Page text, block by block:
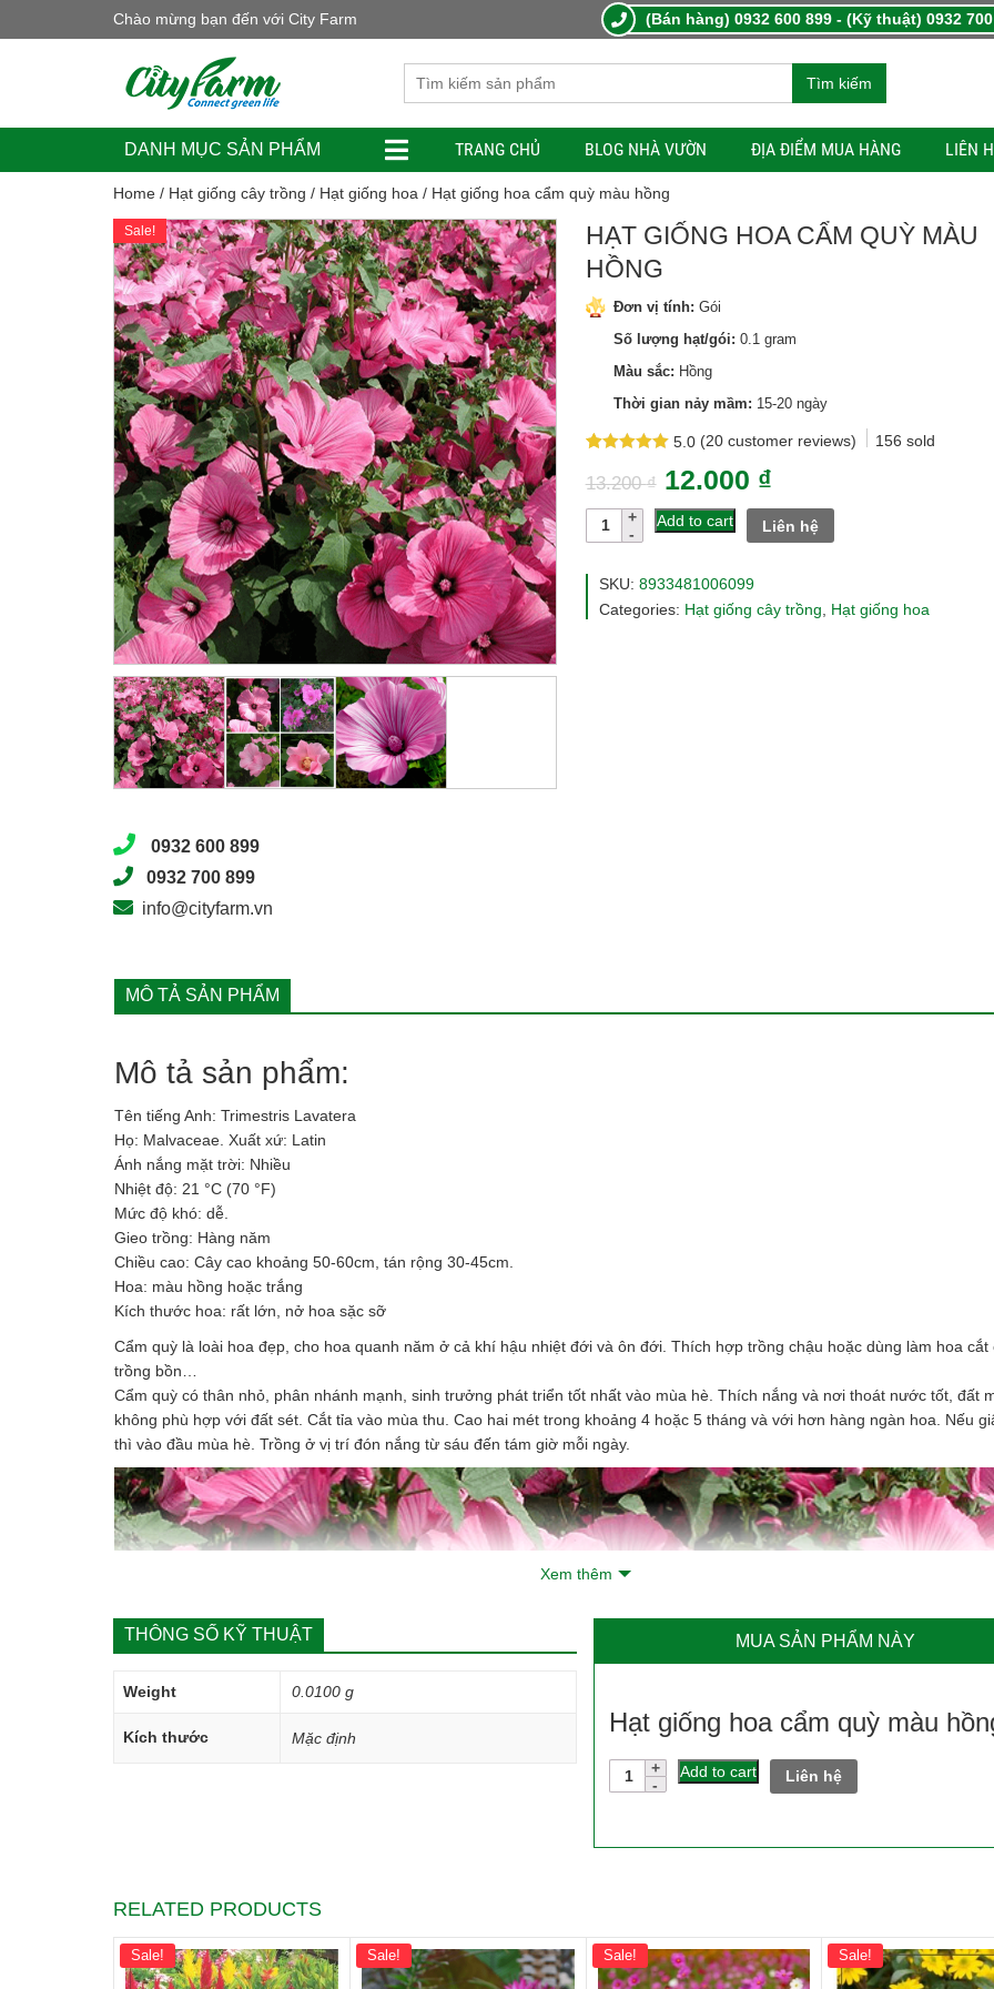
Chào mừng bạn đến với City Farm (Bán hàng) 0932 600 899 - (Kỹ thuật) 0932
Tìm kiếm
DANH MỤC SẢN PHẨM TRANG CHỦ BLOG NHÀ VƯỜN ĐỊA ĐIỂM MUA HÀNG LIÊN
Home / Hạt giống cây trồng / Hạt giống hoa / Hạt giống hoa cẩm quỳ màu hồng
Sale!
0932 600 899
0932 700 899
info@cityfarm.vn
HẠT GIỐNG HOA CẨM QUỲ MÀU
HỒNG
Đơn vị tính: Gói
Số lượng hạt/gói: 0.1 gram
Màu sắc: Hồng
Thời gian nảy mầm: 15-20 ngày
5.0
out of 5
customer
ratings
(20 customer reviews) 156 sold
13.200₫ 12.000 ₫
Hạt
cẩm
màu
Add to cart Liên hệ
SKU: 8933481006099
Categories: Hạt giống cây trồng, Hạt giống hoa
MÔ TẢ SẢN PHẨM
Mô tả sản phẩm:
Tên tiếng Anh: Trimestris Lavatera
Họ: Malvaceae. Xuất xứ: Latin
Ánh nắng mặt trời: Nhiều
Nhiệt độ: 21 °C (70 °F)
Mức độ khó: dễ.
Gieo trồng: Hàng năm
Chiều cao: Cây cao khoảng 50-60cm, tán rộng 30-45cm.
Hoa: màu hồng hoặc trắng
Kích thước hoa: rất lớn, nở hoa sặc sỡ
Cẩm quỳ là loài hoa đẹp, cho hoa quanh năm ở cả khí hậu nhiệt đới và ôn đới. Thích hợp trồng chậu hoặc dùng làm hoa cắt
trồng bồn…
Cẩm quỳ có thân nhỏ, phân nhánh mạnh, sinh trưởng phát triển tốt nhất vào mùa hè. Thích nắng và nơi thoát nước tốt, đất
không phù hợp với đất sét. Cắt tỉa vào mùa thu. Cao hai mét trong khoảng 4 hoặc 5 tháng và với hơn hàng ngàn hoa. Nếu
thì vào đầu mùa hè. Trồng ở vị trí đón nắng từ sáu đến tám giờ mỗi ngày.
Xem thêm
THÔNG SỐ KỸ THUẬT
Weight 0.0100 g
Kích thước Mặc định
MUA SẢN PHẨM NÀY
Hạt giống hoa cẩm quỳ màu
Hạt
giống
quỳ
Add to cart Liên hệ
RELATED PRODUCTS
Sale! Sale! Sale! Sale!